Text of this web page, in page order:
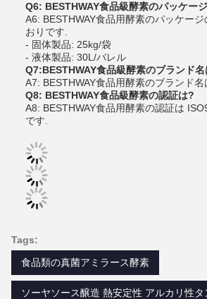
Q6: BESTHWAY食品級酵素のパッケー
A6: BESTHWAY食品用酵素のパッケージ
おりです.
- 固体製品: 25kg/袋
- 液体製品: 30L/バレル
Q7:BESTHWAY食品級酵素のブランド
A7: BESTHWAY食品用酵素のブランド名
Q8: BESTHWAY食品級酵素の認証は?
A8: BESTHWAY食品用酵素の認証は
です.
Tags:
食品類の真菌アミラース酵素
ソーヤソース醸造 熱安定性 アルカリ性タ